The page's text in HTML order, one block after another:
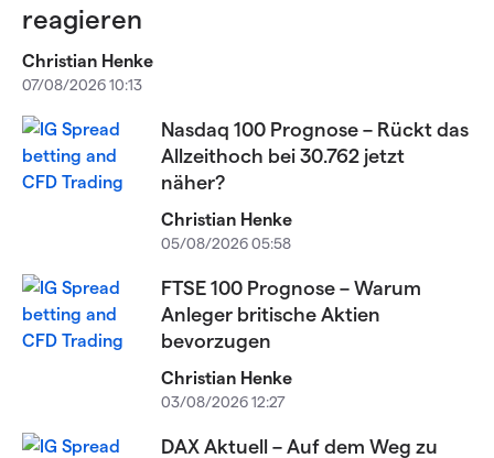
reagieren
Christian Henke
07/08/2026 10:13
Nasdaq 100 Prognose – Rückt das
Allzeithoch bei 30.762 jetzt
näher?
Christian Henke
05/08/2026 05:58
FTSE 100 Prognose – Warum
Anleger britische Aktien
bevorzugen
Christian Henke
03/08/2026 12:27
DAX Aktuell – Auf dem Weg zu